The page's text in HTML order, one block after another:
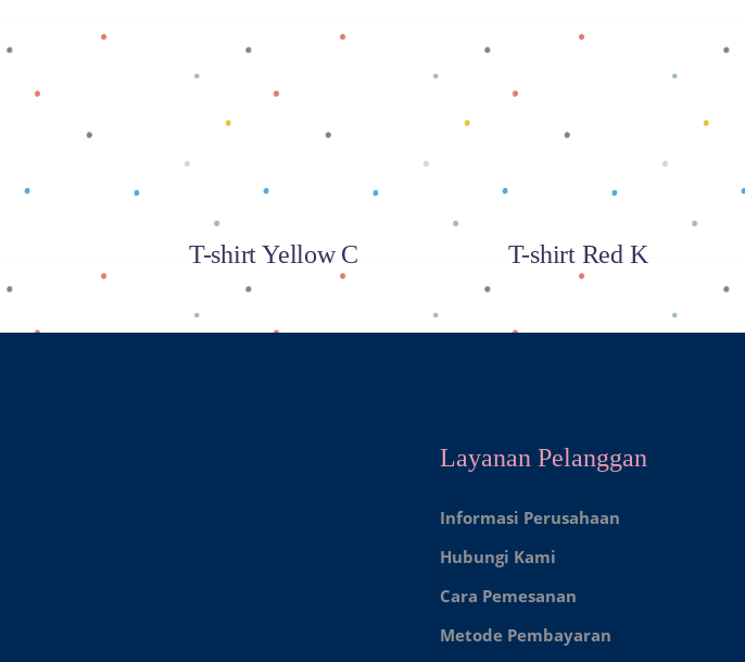
Baca selengkapnya
T-shirt Yellow C T-shirt Red K
Layanan Pelanggan
Informasi Perusahaan
Hubungi Kami
Cara Pemesanan
Metode Pembayaran